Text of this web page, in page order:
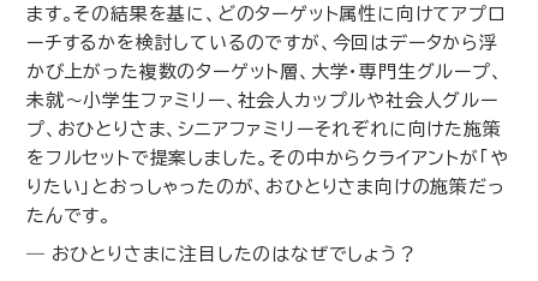
ます。その結果を基に、どのターゲット属性に向けてアプロ
ーチするかを検討しているのですが、今回はデータから浮
かび上がった複数のターゲット層、大学・専門生グループ、
未就～小学生ファミリー、社会人カップルや社会人グルー
プ、おひとりさま、シニアファミリーそれぞれに向けた施策
をフルセットで提案しました。その中からクライアントが「や
りたい」とおっしゃったのが、おひとりさま向けの施策だっ
たんです。
― おひとりさまに注目したのはなぜでしょう？